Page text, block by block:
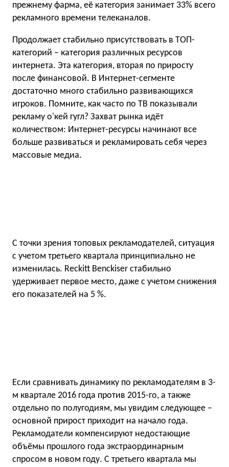
прежнему фарма, её категория занимает 33% всего
рекламного времени телеканалов.
Продолжает стабильно присутствовать в ТОП-
категорий – категория различных ресурсов
интернета. Эта категория, вторая по приросту
после финансовой. В Интернет-сегменте
достаточно много стабильно развивающихся
игроков. Помните, как часто по ТВ показывали
рекламу о'кей гугл? Захват рынка идёт
количеством: Интернет-ресурсы начинают все
больше развиваться и рекламировать себя через
массовые медиа.
С точки зрения топовых рекламодателей, ситуация
с учетом третьего квартала принципиально не
изменилась. Reckitt Benckiser стабильно
удерживает первое место, даже с учетом снижения
его показателей на 5 %.
Если сравнивать динамику по рекламодателям в 3-
м квартале 2016 года против 2015-го, а также
отдельно по полугодиям, мы увидим следующее –
основной прирост приходит на начало года.
Рекламодатели компенсируют недостающие
объёмы прошлого года экстраординарным
спросом в новом году. С третьего квартала мы